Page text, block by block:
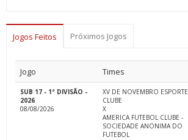
Jogos Feitos Próximos Jogos
Jogo Times
SUB 17 - 1ª DIVISÃO -
2026
08/08/2026
XV DE NOVEMBRO ESPORTE
CLUBE
X
AMERICA FUTEBOL CLUBE -
SOCIEDADE ANONIMA DO
FUTEBOL